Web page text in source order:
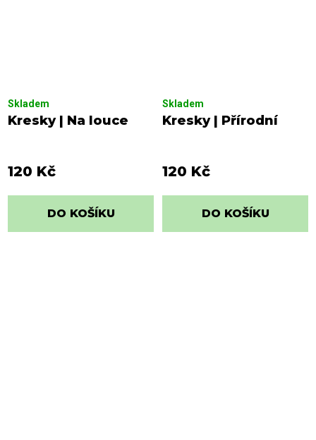
Kresky | Na louce
Skladem
120 Kč
DO KOŠÍKU
Kresky | Přírodní
Skladem
120 Kč
DO KOŠÍKU